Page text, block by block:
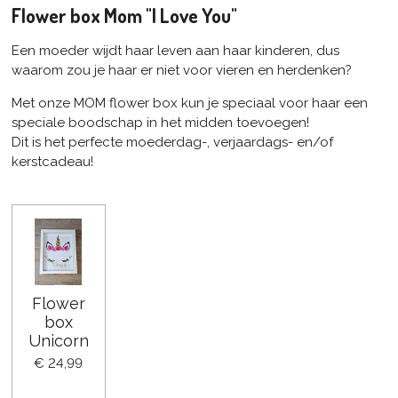
Flower box Mom "I Love You"
Een moeder wijdt haar leven aan haar kinderen, dus
waarom zou je haar er niet voor vieren en herdenken?
Met onze MOM flower box kun je speciaal voor haar een
speciale boodschap in het midden toevoegen!
Dit is het perfecte moederdag-, verjaardags- en/of
kerstcadeau!
Flower
box
Unicorn
€ 24,99